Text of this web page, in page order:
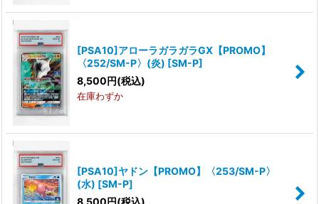
[PSA10]アローラガラガラGX【PROMO】
〈252/SM-P〉(炎) [SM-P]
8,500円(税込)
在庫わずか
[PSA10]ヤドン【PROMO】〈253/SM-P〉
(水) [SM-P]